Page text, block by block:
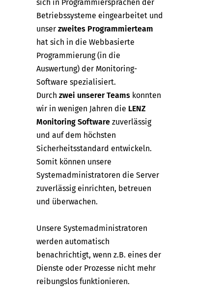
sich in Programmiersprachen der
Betriebssysteme eingearbeitet und
unser zweites Programmierteam
hat sich in die Webbasierte
Programmierung (in die
Auswertung) der Monitoring-
Software spezialisiert.
Durch zwei unserer Teams konnten
wir in wenigen Jahren die LENZ
Monitoring Software zuverlässig
und auf dem höchsten
Sicherheitsstandard entwickeln.
Somit können unsere
Systemadministratoren die Server
zuverlässig einrichten, betreuen
und überwachen.
Unsere Systemadministratoren
werden automatisch
benachrichtigt, wenn z.B. eines der
Dienste oder Prozesse nicht mehr
reibungslos funktionieren.